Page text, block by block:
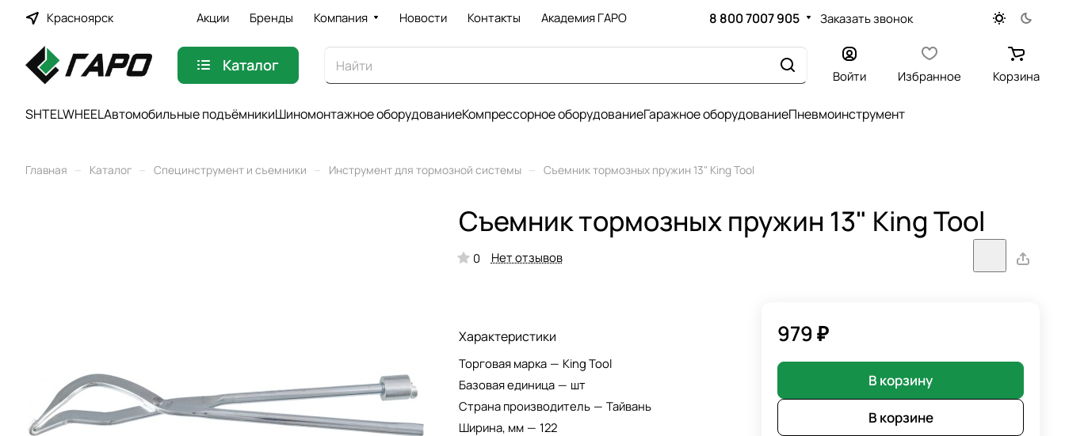
Красноярск Акции Бренды Компания Новости Контакты Академия ГАРО 8 800 7007 905 Заказать звонок
Каталог
Войти Избранное Корзина
SHTELWHEELАвтомобильные подъёмникиШиномонтажное оборудованиеКомпрессорное оборудованиеГаражное оборудованиеПневмоинструмент
Главная – Каталог – Специнструмент и съемники – Инструмент для тормозной системы – Съемник тормозных пружин 13" King Tool
Съемник тормозных пружин 13" King Tool
0 Нет отзывов
Характеристики
Торговая марка — King Tool
Базовая единица — шт
Страна производитель — Тайвань
Ширина, мм — 122
979 ₽
В корзину
В корзине